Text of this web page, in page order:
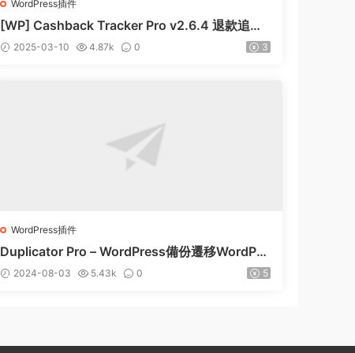
WordPress插件
[WP] Cashback Tracker Pro v2.6.4 退款追蹤
器插件下載
2025-03-10 4.87k 0 3
WordPress插件
Duplicator Pro – WordPress備份遷移WordPre
ss插件 – v4.5.15
2024-08-03 5.43k 0 5